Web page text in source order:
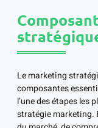
Le marketing
composantes
l’une des étapes les
stratégie marketing.